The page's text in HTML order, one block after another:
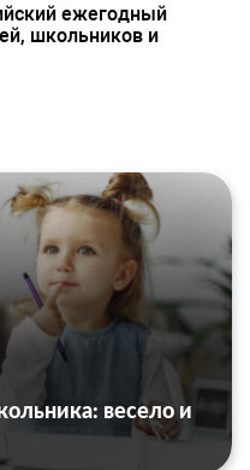
ежегодный
школьников и
весело и